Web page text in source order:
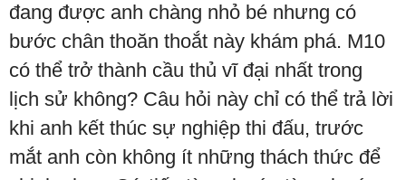
đang được anh chàng nhỏ bé nhưng có
bước chân thoăn thoắt này khám phá. M10
có thể trở thành cầu thủ vĩ đại nhất trong
lịch sử không? Câu hỏi này chỉ có thể trả lời
khi anh kết thúc sự nghiệp thi đấu, trước
mắt anh còn không ít những thách thức để